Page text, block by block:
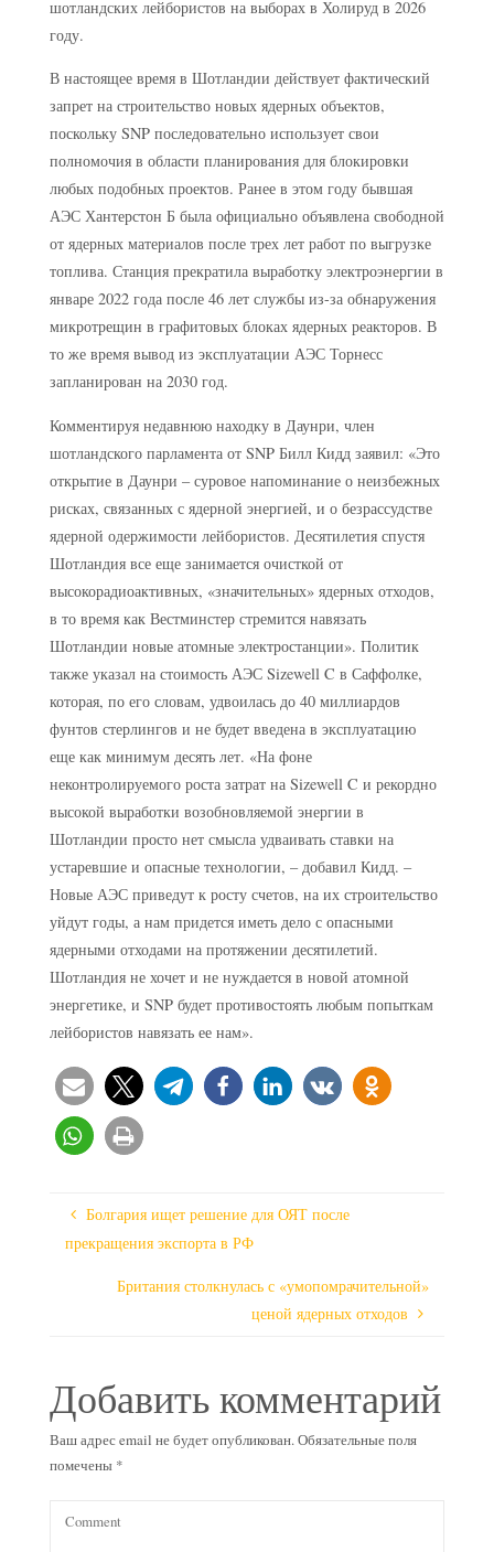
шотландских лейбористов на выборах в Холируд в 2026
году.
В настоящее время в Шотландии действует фактический
запрет на строительство новых ядерных объектов,
поскольку SNP последовательно использует свои
полномочия в области планирования для блокировки
любых подобных проектов. Ранее в этом году бывшая
АЭС Хантерстон Б была официально объявлена свободной
от ядерных материалов после трех лет работ по выгрузке
топлива. Станция прекратила выработку электроэнергии в
январе 2022 года после 46 лет службы из-за обнаружения
микротрещин в графитовых блоках ядерных реакторов. В
то же время вывод из эксплуатации АЭС Торнесс
запланирован на 2030 год.
Комментируя недавнюю находку в Даунри, член
шотландского парламента от SNP Билл Кидд заявил: «Это
открытие в Даунри – суровое напоминание о неизбежных
рисках, связанных с ядерной энергией, и о безрассудстве
ядерной одержимости лейбористов. Десятилетия спустя
Шотландия все еще занимается очисткой от
высокорадиоактивных, «значительных» ядерных отходов,
в то время как Вестминстер стремится навязать
Шотландии новые атомные электростанции». Политик
также указал на стоимость АЭС Sizewell C в Саффолке,
которая, по его словам, удвоилась до 40 миллиардов
фунтов стерлингов и не будет введена в эксплуатацию
еще как минимум десять лет. «На фоне
неконтролируемого роста затрат на Sizewell C и рекордно
высокой выработки возобновляемой энергии в
Шотландии просто нет смысла удваивать ставки на
устаревшие и опасные технологии, – добавил Кидд. –
Новые АЭС приведут к росту счетов, на их строительство
уйдут годы, а нам придется иметь дело с опасными
ядерными отходами на протяжении десятилетий.
Шотландия не хочет и не нуждается в новой атомной
энергетике, и SNP будет противостоять любым попыткам
лейбористов навязать ее нам».
Болгария ищет решение для ОЯТ после
прекращения экспорта в РФ
Британия столкнулась с «умопомрачительной»
ценой ядерных отходов
Добавить комментарий
Ваш адрес email не будет опубликован.Обязательные поля
помечены *